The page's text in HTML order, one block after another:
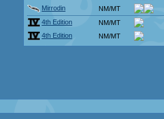
Mirrodin
NM/MT
4th Edition
NM/MT
4th Edition
NM/MT